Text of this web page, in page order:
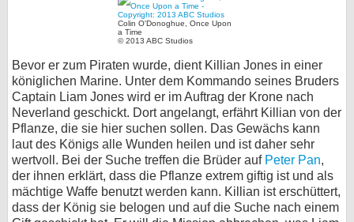
Colin O'Donoghue, Once Upon
a Time
© 2013 ABC Studios
Bevor er zum Piraten wurde, dient Killian Jones in einer
königlichen Marine. Unter dem Kommando seines Bruders
Captain Liam Jones wird er im Auftrag der Krone nach
Neverland geschickt. Dort angelangt, erfährt Killian von der
Pflanze, die sie hier suchen sollen. Das Gewächs kann
laut des Königs alle Wunden heilen und ist daher sehr
wertvoll. Bei der Suche treffen die Brüder auf Peter Pan,
der ihnen erklärt, dass die Pflanze extrem giftig ist und als
mächtige Waffe benutzt werden kann. Killian ist erschüttert,
dass der König sie belogen und auf die Suche nach einem
Desktop-Ansicht
myFanbase